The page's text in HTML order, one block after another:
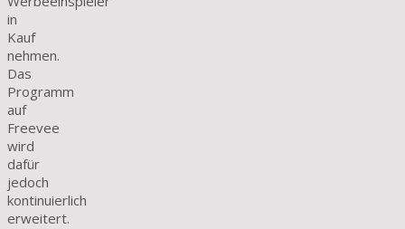
in
Kauf
nehmen.
Das
Programm
auf
Freevee
wird
dafür
jedoch
kontinuierlich
erweitert.